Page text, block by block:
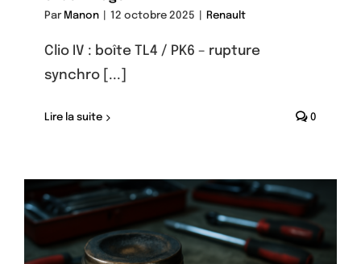
Par Manon 12 octobre 2025 Renault
Clio IV : boîte TL4 / PK6 – rupture
synchro [...]
Lire la suite 0